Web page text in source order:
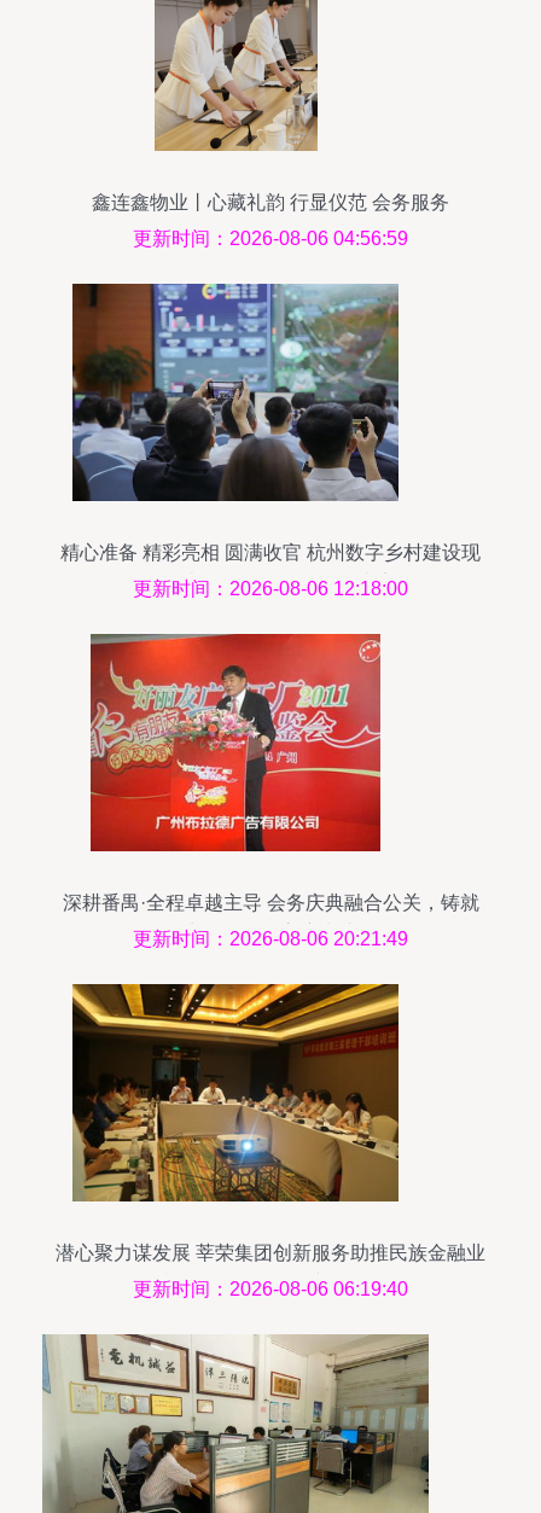
鑫连鑫物业丨心藏礼韵 行显仪范 会务服务
更新时间：2026-08-06 04:56:59
精心准备 精彩亮相 圆满收官 杭州数字乡村建设现
场承办工作得到多位领导肯定
更新时间：2026-08-06 12:18:00
深耕番禺·全程卓越主导 会务庆典融合公关，铸就
商务话语权高度表达
更新时间：2026-08-06 20:21:49
潜心聚力谋发展 莘荣集团创新服务助推民族金融业
腾飞——会务服务专题报道
更新时间：2026-08-06 06:19:40